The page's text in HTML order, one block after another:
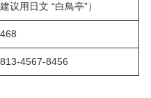
建议用日文 “白鳥亭”）
468
813-4567-8456